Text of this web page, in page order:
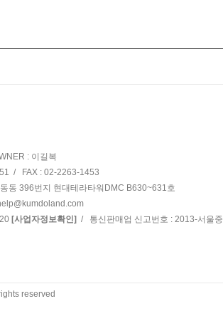
: 이길복
/ FAX : 02-2263-1453
동 396번지 현대테라타워DMC B630~631호
[사업자정보확인] / 통신판매업 신고번호 : 2013-서울중
reserved